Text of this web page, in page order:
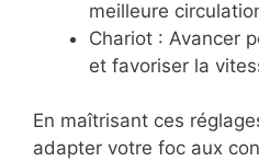
meilleure
Chariot : Avancer
et favoriser la
En maîtrisant ces
adapter votre foc aux